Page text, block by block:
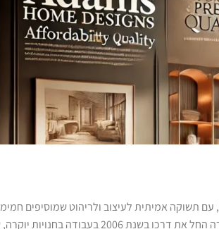
הכול התחיל בשנת 1997, עם תשוקה אמיתית לעיצוב ולריהוט שמוסיפים
לחלל. אדם, מייסד החברה החל את דרכו בשנת 2006 בעבודה